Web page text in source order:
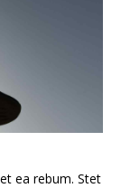
ea rebum. Stet